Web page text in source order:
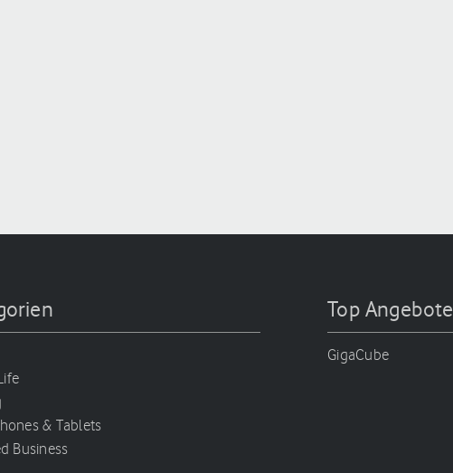
& Tablets
Business
Top Angebote
GigaCube